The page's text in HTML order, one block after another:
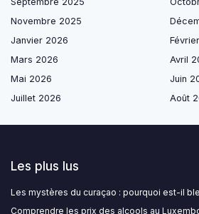
Novembre 2025
Janvier 2026
Mars 2026
Avril
Mai 2026
Juin
Juillet 2026
Août
Les plus lus
Les mystères du curaçao : pourquoi est-il
Comprendre les prix des alcools au